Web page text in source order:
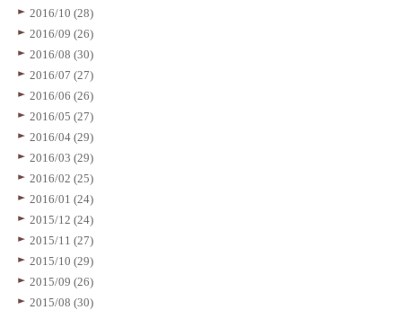
2016/10 (28)
2016/09 (26)
2016/08 (30)
2016/07 (27)
2016/06 (26)
2016/05 (27)
2016/04 (29)
2016/03 (29)
2016/02 (25)
2016/01 (24)
2015/12 (24)
2015/11 (27)
2015/10 (29)
2015/09 (26)
2015/08 (30)